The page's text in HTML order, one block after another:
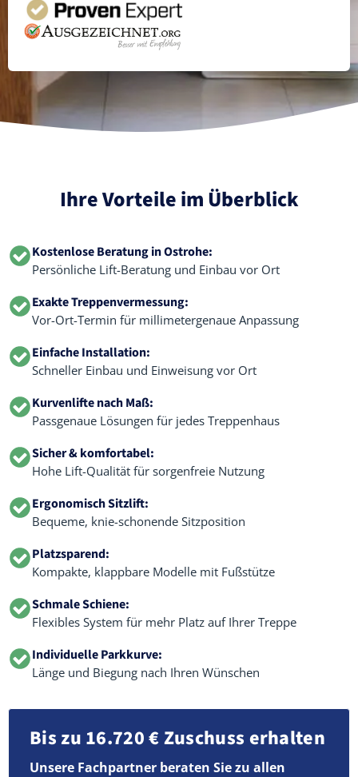
Ihre Vorteile im Überblick
Kostenlose Beratung in Ostrohe:
Persönliche Lift-Beratung und Einbau vor Ort
Exakte Treppenvermessung:
Vor-Ort-Termin für millimetergenaue Anpassung
Einfache Installation:
Schneller Einbau und Einweisung vor Ort
Kurvenlifte nach Maß:
Passgenaue Lösungen für jedes Treppenhaus
Sicher & komfortabel:
Hohe Lift-Qualität für sorgenfreie Nutzung
Ergonomisch Sitzlift:
Bequeme, knie-schonende Sitzposition
Platzsparend:
Kompakte, klappbare Modelle mit Fußstütze
Schmale Schiene:
Flexibles System für mehr Platz auf Ihrer Treppe
Individuelle Parkkurve:
Länge und Biegung nach Ihren Wünschen
Bis zu 16.720 € Zuschuss erhalten
Unsere Fachpartner beraten Sie zu allen